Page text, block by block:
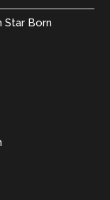
Star Born